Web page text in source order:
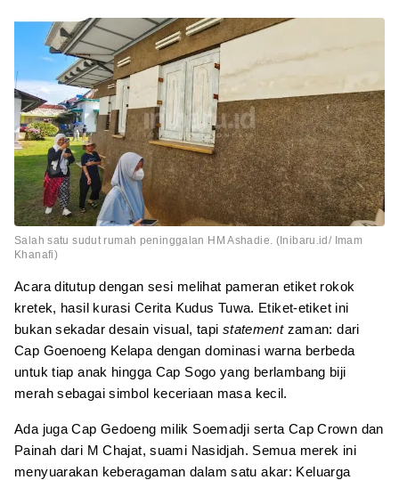
Salah satu sudut rumah peninggalan HM Ashadie. (Inibaru.id/ Imam
Khanafi)
Acara ditutup dengan sesi melihat pameran etiket rokok
kretek, hasil kurasi Cerita Kudus Tuwa. Etiket-etiket ini
bukan sekadar desain visual, tapi statementzaman: dari
Cap Goenoeng Kelapa dengan dominasi warna berbeda
untuk tiap anak hingga Cap Sogo yang berlambang biji
merah sebagai simbol keceriaan masa kecil.
Ada juga Cap Gedoeng milik Soemadji serta Cap Crown dan
Painah dari M Chajat, suami Nasidjah. Semua merek ini
menyuarakan keberagaman dalam satu akar: Keluarga